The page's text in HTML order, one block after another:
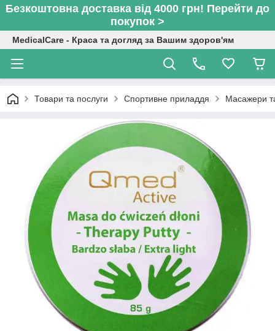
Безкоштовна доставка від 4000 грн! Перейти до
покупок >
MedicalCare - Краса та догляд за Вашим здоров'ям
Товари та послуги Спортивне приладдя Масажери